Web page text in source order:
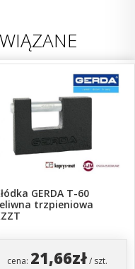
GERDA T-60
trzpieniowa
cena: 21,66zł/ szt.